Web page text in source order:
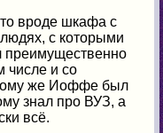
вроде шкафа с
с которыми
преимущественно
числе и со
же Иоффе был
знал про ВУЗ, а
всё.